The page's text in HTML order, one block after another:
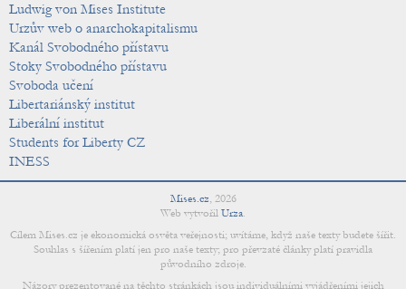
Ludwig von Mises Institute
Urzův web o anarchokapitalismu
Kanál Svobodného přístavu
Stoky Svobodného přístavu
Svoboda učení
Libertariánský institut
Liberální institut
Students for Liberty CZ
INESS
Mises.cz, 2026
Web vytvořil Urza.
Cílem Mises.cz je ekonomická osvěta veřejnosti; uvítáme, když naše texty budete šířit.
Souhlas s šířením platí jen pro naše texty; pro převzaté články platí pravidla
původního zdroje.
Názory prezentované na těchto stránkách jsou individuálními vyjádřeními jejich